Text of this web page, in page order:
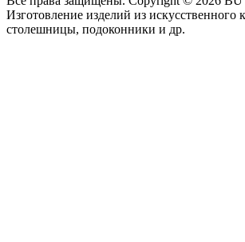
Изготовление изделий из искусственного
столешницы, подоконники и др.